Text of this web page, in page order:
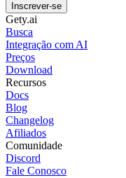
Inscrever-se
Gety.ai
Busca
Integração com AI
Preços
Download
Recursos
Docs
Blog
Changelog
Afiliados
Comunidade
Discord
Fale Conosco